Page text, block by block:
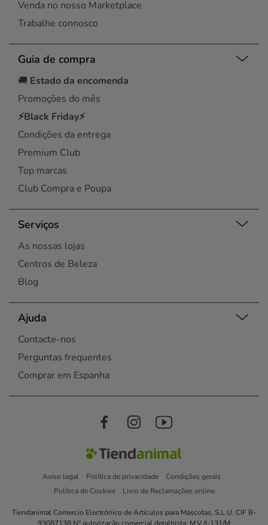
Venda no nosso Marketplace
Trabalhe connosco
Guia de compra
🚚 Estado da encomenda
Promoções do mês
⚡Black Friday⚡
Condições da entrega
Premium Club
Top marcas
Club Compra e Poupa
Serviços
As nossas lojas
Centros de Beleza
Blog
Ajuda
Contacte-nos
Perguntas frequentes
Comprar em Espanha
Aviso legal Política de privacidade
Condições gerais
Política de Cookies
Livro de Reclamações online
Tiendanimal Comercio Electrónico de Artículos para Mascotas, S.L.U. CIF B-